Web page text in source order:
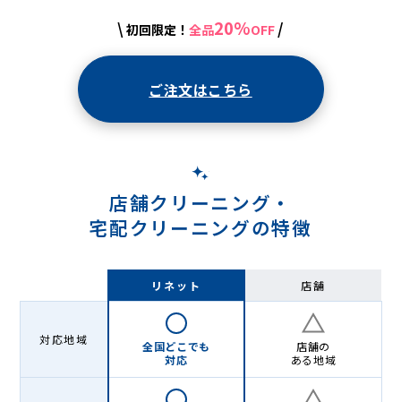
\ 初回限定！ 全品20%OFF /
ご注文はこちら
店舗クリーニング・
宅配クリーニングの特徴
リネット 店舗
対応地域
全国どこでも
対応
店舗の
ある地域